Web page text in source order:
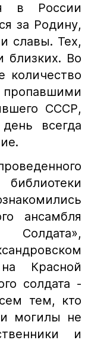
в России
за Родину,
славы. Тех,
близких. Во
пропавшими
СССР,
всегда
ансамбля
Солдата»,
Красной
солдата -
тем, кто
могилы не
и